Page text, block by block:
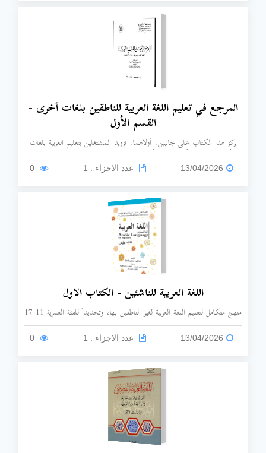
المرجع في تعليم اللغة العربية للناطقين بلغات أخرى -
القسم الأول
يركز هذا الكتاب على جانبين: أولاهما: تزويد المشتغلين بتعليم العربية بلغات
أخرى بمفاهيم وأساليب تعد أساسية للتعليم. ثانيهما: التعريف بالاتجاهات
الحديثة في تعليم اللغة العربية لغة ثانية مع إبراز جوانب التطبيق المناسبة.
13/04/2026 عدد الاجزاء : 1
اللغة العربية للناشئين - الكتاب الاول
منهج متكامل لتعليم اللغة العربية لغير الناطقين بها، وتحديداً للفئة العمرية 11-17
سنة. الكتاب الأول، الصادر عن مكتبة الإسكندرية للنشر والتوزيع، يهدف إلى
تعليم الأساسيات اللغوية للمبتدئين من خلال دروس تفاعلية.
13/04/2026 عدد الاجزاء : 1